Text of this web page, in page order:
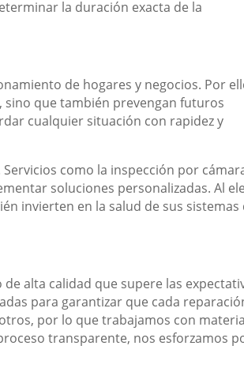
la duración exacta de la
de hogares y negocios. Por
que también prevengan futuros
cualquier situación con rapidez y
como la inspección por
soluciones personalizadas. Al
invierten en la salud de sus sistemas
alta calidad que supere las
para garantizar que cada
por lo que trabajamos con
transparente, nos esforzamos